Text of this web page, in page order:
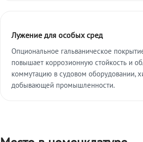
Лужение для особых сред
Опциональное гальваническое
повышает коррозионную стойкость и
коммутацию в судовом оборудовании,
добывающей промышленности.